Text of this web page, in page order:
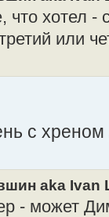
что хотел -
или
с
aka Ivan
- может